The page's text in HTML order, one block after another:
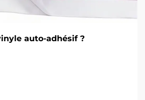
auto-adhésif ?